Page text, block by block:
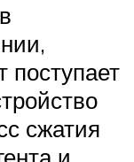
поступает
сжатия